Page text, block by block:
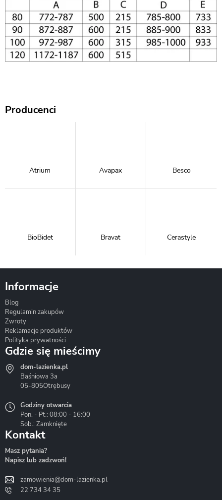
Producenci
Atrium Avapax Besco
BioBidet Bravat Cerastyle
Hydrostop
Liveno
Informacje
Blog
Regulamin zakupów
Zwroty
Reklamacje produktów
Polityka prywatności
Gdzie się mieścimy
dom-lazienka.pl
Baśniowa 3a
05-805Otrębusy
Godziny otwarcia
Pon. - Pt.: 08:00 - 16:00
Sob.: Zamknięte
Kontakt
Masz pytania?
Napisz lub zadzwoń!
zamowienia@dom-lazienka.pl
22 734 34 35